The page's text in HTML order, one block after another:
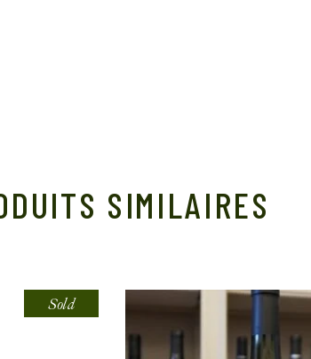
SIMILAIRES
Sold